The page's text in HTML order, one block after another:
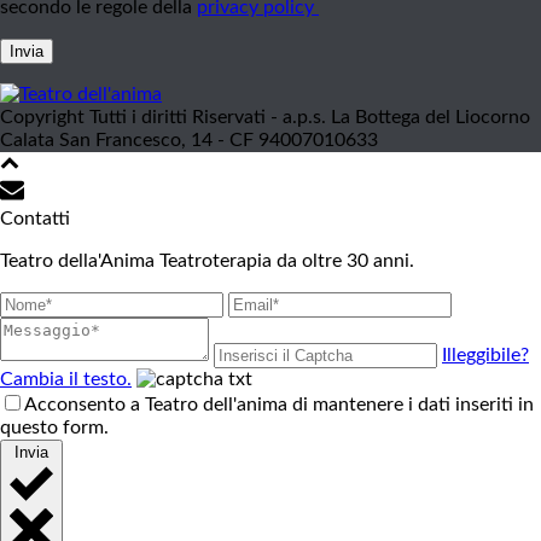
secondo le regole della privacy policy
Invia
Copyright Tutti i diritti Riservati - a.p.s. La Bottega del Liocorno
Calata San Francesco, 14 - CF 94007010633
Contatti
Teatro della'Anima Teatroterapia da oltre 30 anni.
Illeggibile?
Cambia il testo.
Acconsento a Teatro dell'anima di mantenere i dati inseriti in
questo form.
Invia